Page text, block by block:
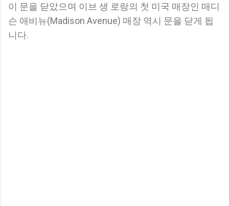
이 문을 닫았으며 이브 생 로랑의 첫 미국 매장인 매디
슨 애비뉴(Madison Avenue) 매장 역시 문을 닫게 됩
니다.